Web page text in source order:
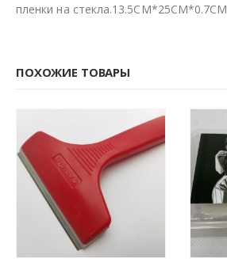
пленки на стекла.13.5CM*25CM*0.7CM
ПОХОЖИЕ ТОВАРЫ